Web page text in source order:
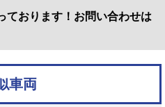
ております！お問い合わせは
車両